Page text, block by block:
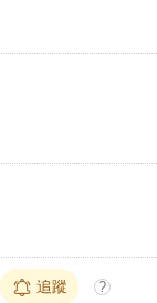
追蹤 ?